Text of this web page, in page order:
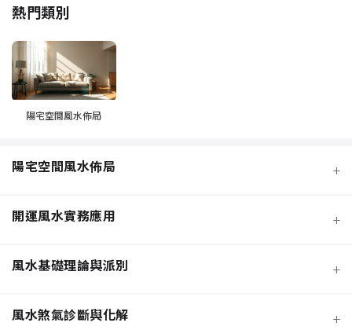
熱門類別
陽宅空間風水佈局
陽宅空間風水佈局 +
開運風水實務應用 +
風水基礎理論與派別 +
風水煞氣診斷與化解 +